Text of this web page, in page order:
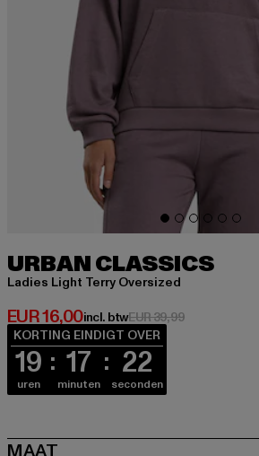
URBAN CLASSICS
Ladies Light Terry Oversized
EUR 16,00
Huidige prijs: EUR 16,00
incl. btwEUR 39,99Actieprijs:
KORTING EINDIGT OVER
19
uren
17
minuten
21
seconden